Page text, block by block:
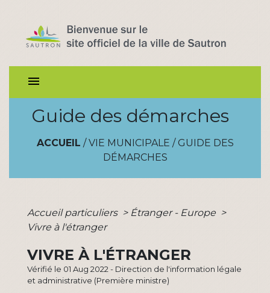
menu
Guide des démarches
ACCUEIL / VIE MUNICIPALE / GUIDE DES
DÉMARCHES
Accueil particuliers > Étranger - Europe >
Vivre à l'étranger
VIVRE À L'ÉTRANGER
Vérifié le 01 Aug 2022 - Direction de l'information légale
et administrative (Première ministre)